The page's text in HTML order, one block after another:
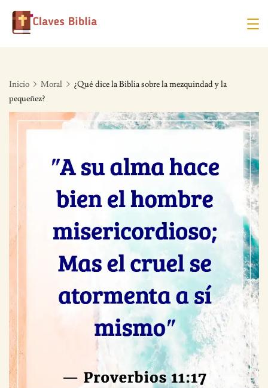
Skip
Inicio Moral
¿Qué dice la Biblia sobre la mezquindad y la
pequeñez?